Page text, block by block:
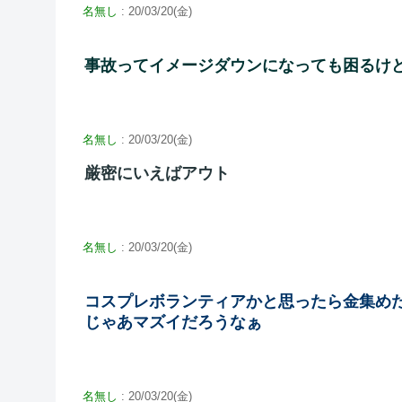
名無し : 20/03/20(金)
事故ってイメージダウンになっても困るけ
名無し : 20/03/20(金)
厳密にいえばアウト
名無し : 20/03/20(金)
コスプレボランティアかと思ったら金集め
じゃあマズイだろうなぁ
名無し : 20/03/20(金)